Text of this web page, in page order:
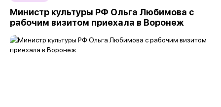
Министр культуры РФ Ольга Любимова с
рабочим визитом приехала в Воронеж